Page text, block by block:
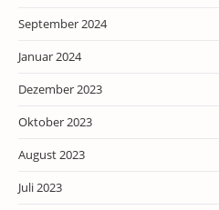
September 2024
Januar 2024
Dezember 2023
Oktober 2023
August 2023
Juli 2023